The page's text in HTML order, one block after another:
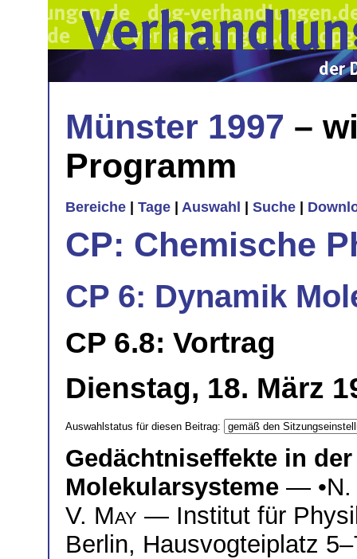
Münster 1997 –
Programm
Bereiche Tage Auswahl Suche
CP: Chemische
CP 6: Dynamik
CP 6.8: Vortrag
Dienstag, 18. März
Auswahlstatus für diesen Beitrag:
Gedächtniseffekte in
Molekularsysteme — •
V. May — Institut für
Berlin, Hausvogteiplatz